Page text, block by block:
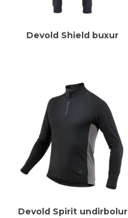
Meiri Upplýsingar
Devold Shield buxur
Meiri Upplýsingar
Devold Spirit undirbolur